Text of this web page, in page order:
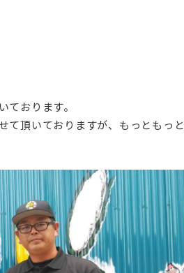
ております。
て頂いておりますが、もっともっと